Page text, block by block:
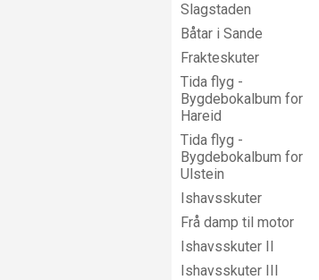
Slagstaden
Båtar i Sande
Frakteskuter
Tida flyg -
Bygdebokalbum for
Hareid
Tida flyg -
Bygdebokalbum for
Ulstein
Ishavsskuter
Frå damp til motor
Ishavsskuter II
Ishavsskuter III